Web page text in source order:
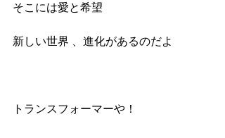
そこには愛と希望
新しい世界 、進化があるのだよ
トランスフォーマーや！